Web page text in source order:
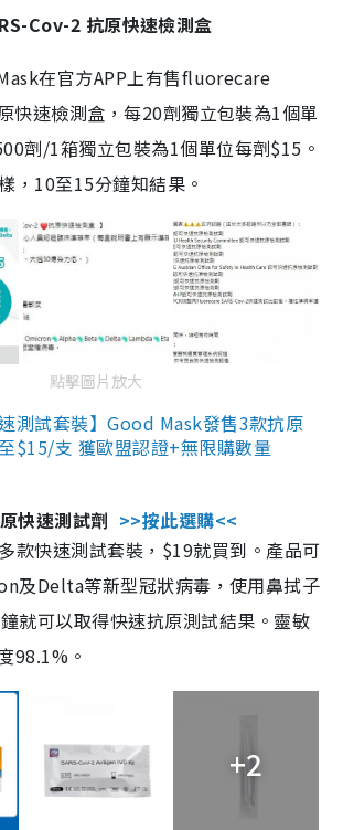
Cov-2 抗原快速檢測盒
在官方APP上有售fluorecare
快速檢測盒，每20劑獨立包裝為1個單
劑/1箱獨立包裝為1個單位每劑$15。
，10至15分鐘知結果。
點擊圖片放大
測試套裝】Good Mask發售3款抗原
$15/支 獲歐盟認證+無限購數量
快速測試劑 >>按此選購<<
款快速測試套裝，$19就買到。產品可
及Delta等新型冠狀病毒，使用鼻拭子
就可以取得快速抗原測試結果。靈敏
98.1%。
+2